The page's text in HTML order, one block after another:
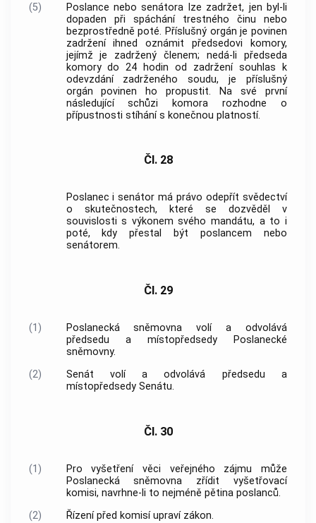
(5)
Poslance nebo senátora lze zadržet, jen byl-li
dopaden při spáchání trestného činu nebo
bezprostředně poté. Příslušný orgán je povinen
zadržení ihned oznámit předsedovi komory,
jejímž je zadržený členem; nedá-li předseda
komory do 24 hodin od zadržení souhlas k
odevzdání zadrženého soudu, je příslušný
orgán povinen ho propustit. Na své první
následující schůzi komora rozhodne o
přípustnosti stíhání s konečnou platností.
Čl. 28
Poslanec i senátor má právo odepřít svědectví
o skutečnostech, které se dozvěděl v
souvislosti s výkonem svého mandátu, a to i
poté, kdy přestal být poslancem nebo
senátorem.
Čl. 29
(1)
Poslanecká sněmovna volí a odvolává
předsedu a místopředsedy Poslanecké
sněmovny.
(2)
Senát volí a odvolává předsedu a
místopředsedy Senátu.
Čl. 30
(1)
Pro vyšetření věci veřejného zájmu může
Poslanecká sněmovna zřídit vyšetřovací
komisi, navrhne-li to nejméně pětina poslanců.
(2)
Řízení před komisí upraví zákon.